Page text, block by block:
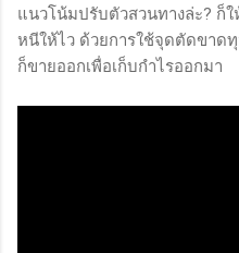
แนวโน้มปรับตัวสวนทางล่ะ? ก็
หนีให้ไว ด้วยการใช้จุดตัดขาด
ก็ขายออกเพื่อเก็บกำไรออกมา